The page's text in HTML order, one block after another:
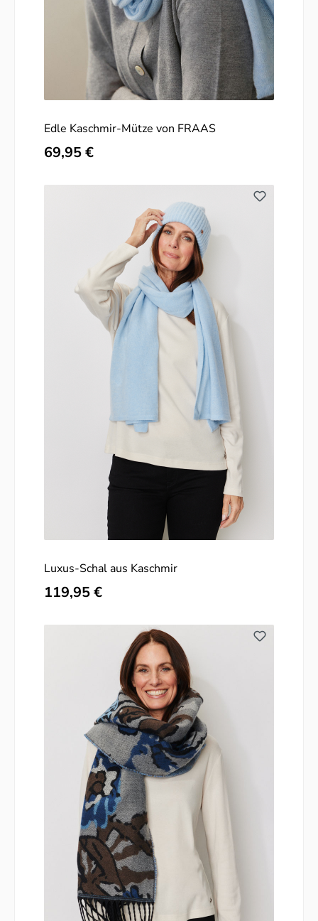
Edle Kaschmir-Mütze von FRAAS
Regulärer Preis:
69,95 €
Luxus-Schal aus Kaschmir
Regulärer Preis:
119,95 €